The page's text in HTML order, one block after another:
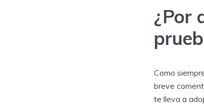
¿Por
Como
breve
te lleva a